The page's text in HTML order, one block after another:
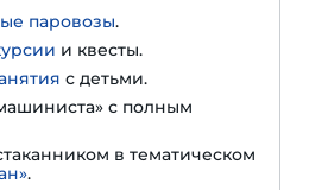
паровозы.
и квесты.
с детьми.
с полным
в тематическом
.